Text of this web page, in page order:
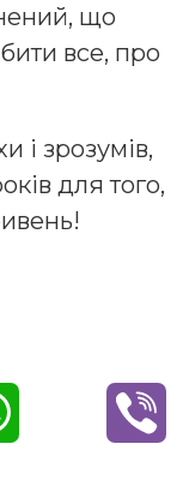
що
все, про
і зрозумів,
для того,